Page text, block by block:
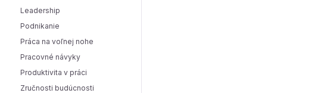
Leadership
Podnikanie
Práca na voľnej nohe
Pracovné návyky
Produktivita v práci
Zručnosti budúcnosti